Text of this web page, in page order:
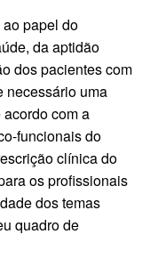
papel do
da aptidão
dos pacientes com
necessário uma
com a
funcionais do
clínica do
os profissionais
dos temas
quadro de